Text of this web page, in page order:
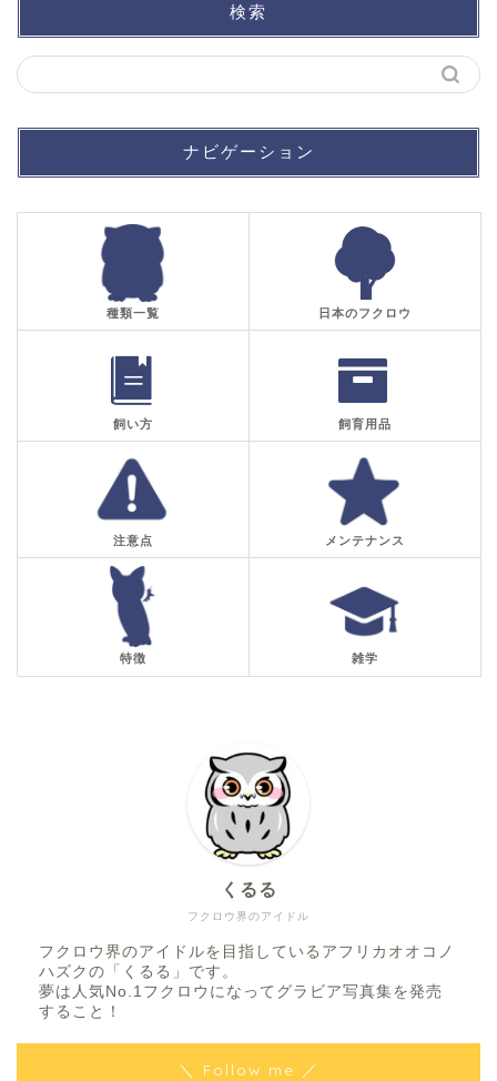
検索
ナビゲーション
種類一覧 日本のフクロウ
飼い方 飼育用品
注意点 メンテナンス
特徴 雑学
フクロウ界のアイドル
くるる
フクロウ界のアイドルを目指しているアフリカオオコノ
ハズクの「くるる」です。
夢は人気No.1フクロウになってグラビア写真集を発売
すること！
＼ Follow me ／